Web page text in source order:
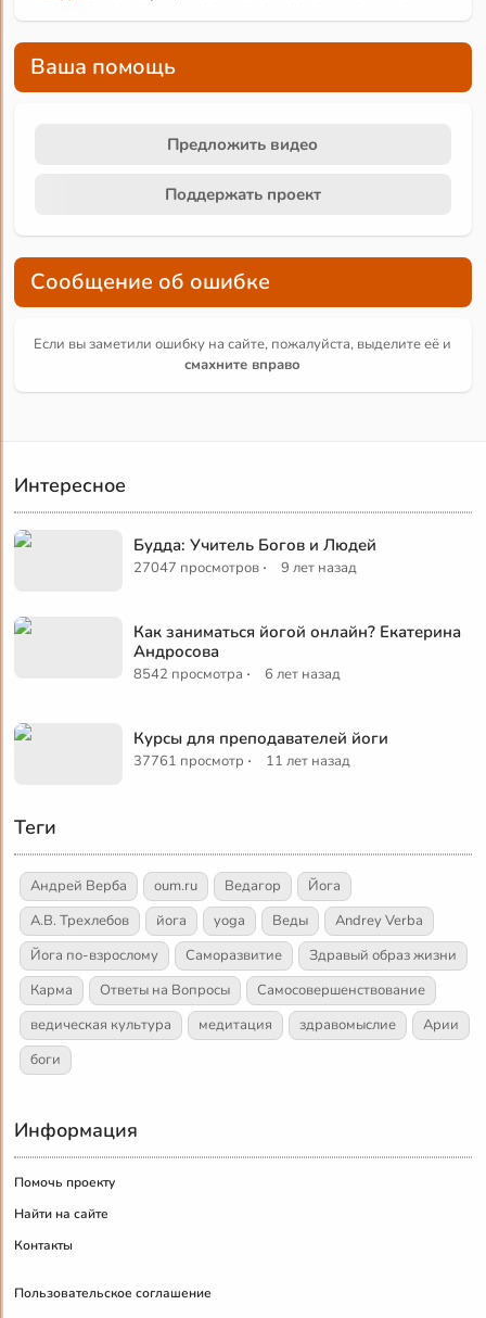
Ваша помощь
Предложить видео
Поддержать проект
Сообщение об ошибке
Если вы заметили ошибку на сайте, пожалуйста, выделите её и
смахните вправо
Интересное
Будда: Учитель Богов и Людей
27047 просмотров · 9 лет назад
Как заниматься йогой онлайн? Екатерина
Андросова
8542 просмотра · 6 лет назад
Курсы для преподавателей йоги
37761 просмотр · 11 лет назад
Теги
Андрей Верба oum.ru Ведагор
Йога
А.В. Трехлебов
йога yoga Веды
Andrey Verba
Йога по-взрослому
Саморазвитие
Здравый образ жизни
Карма
Ответы на Вопросы
Самосовершенствование
ведическая культура
медитация здравомыслие
Арии
боги
Информация
Помочь проекту
Найти на сайте
Контакты
Пользовательское соглашение